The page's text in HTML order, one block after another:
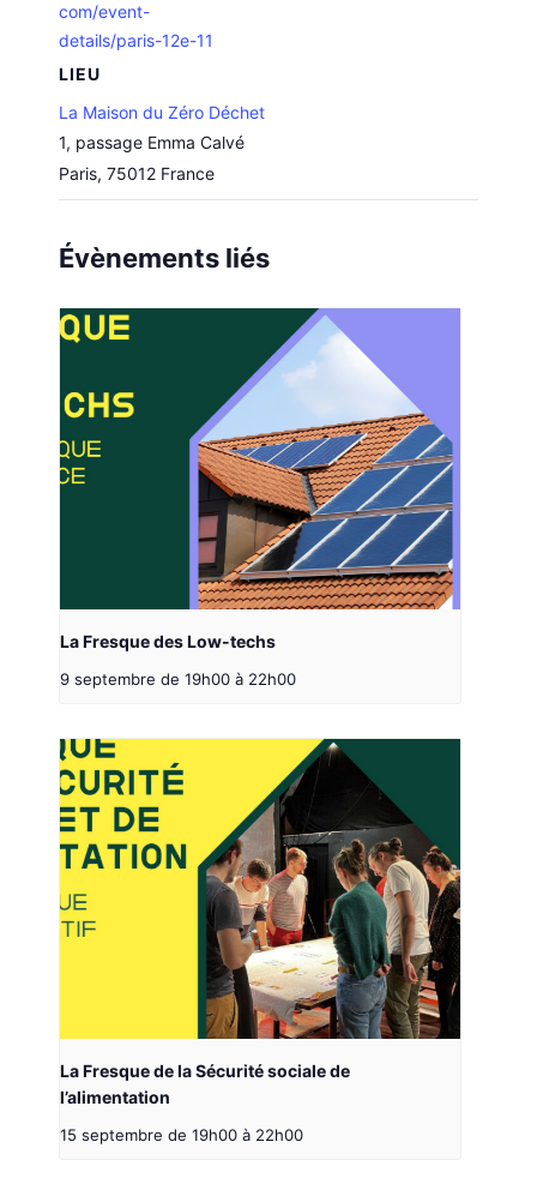
com/event-
details/paris-12e-11
LIEU
La Maison du Zéro Déchet
1, passage Emma Calvé
Paris, 75012 France
Évènements liés
La Fresque des Low-techs
9 septembre de 19h00 à 22h00
La Fresque de la Sécurité sociale de
l’alimentation
15 septembre de 19h00 à 22h00